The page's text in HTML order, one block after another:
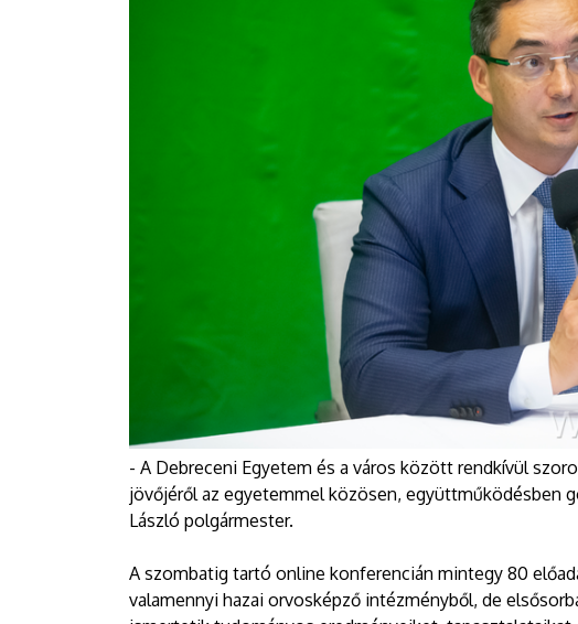
- A Debreceni Egyetem és a város között rendkívül
jövőjéről az egyetemmel közösen, együttműködésben
László polgármester.
A szombatig tartó online konferencián mintegy 80
valamennyi hazai orvosképző intézményből, de